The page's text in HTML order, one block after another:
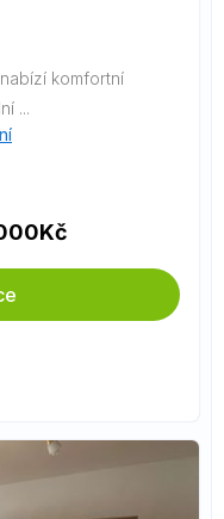
komfortní
...
Kč